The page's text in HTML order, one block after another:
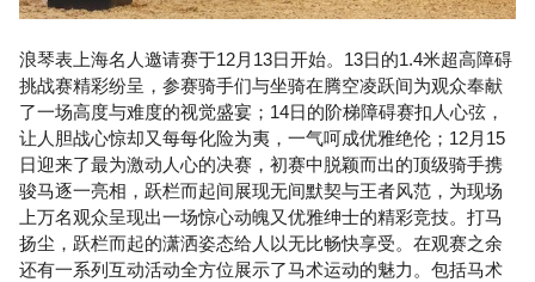
浪琴表上海名人邀请赛于12月13日开始。13日的1.4米超高障碍
挑战赛精彩纷呈，参赛骑手们与坐骑在腾空凌跃间为观众奉献
了一场高度与难度的视觉盛宴；14日的阶梯障碍赛扣人心弦，
让人胆战心惊却又每每化险为夷，一气呵成优雅绝伦；12月15
日迎来了最为激动人心的决赛，初赛中脱颖而出的顶级骑手携
骏马逐一亮相，跃栏而起间展现无间默契与王者风范，为现场
上万名观众呈现出一场惊心动魄又优雅绅士的精彩竞技。打马
扬尘，跃栏而起的潇洒姿态给人以无比畅快享受。在观赛之余
还有一系列互动活动全方位展示了马术运动的魅力。包括马术